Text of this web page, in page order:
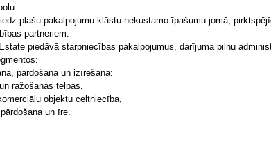
plašu pakalpojumu klāstu nekustamo īpašumu jomā,
partneriem.
piedāvā starpniecības pakalpojumus, darījuma pilnu
pārdošana un izīrēšana:
ražošanas telpas,
objektu celtniecība,
un īre.